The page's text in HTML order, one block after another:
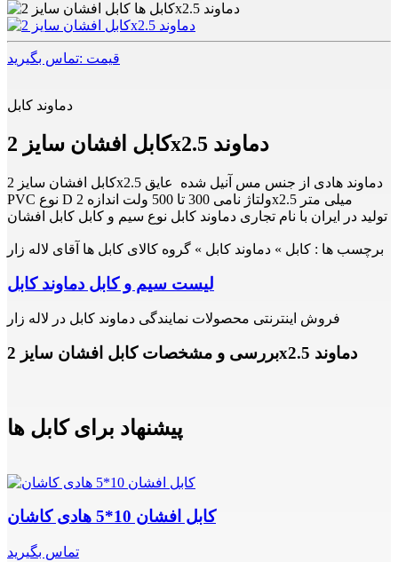
قیمت :تماس بگیرید
دماوند کابل
کابل افشان سایز 2x2.5 دماوند
کابل افشان سایز 2x2.5 دماوند هادی از جنس مس آنیل شده عایق
PVC نوع D ولتاژ نامی 300 تا 500 ولت اندازه 2x2.5 میلی متر
تولید در ایران با نام تجاری دماوند کابل نوع سیم و کابل کابل افشان
برچسب ها : کابل » دماوند کابل » گروه کالای کابل ها آقای لاله زار
لیست سیم و کابل دماوند کابل
فروش اینترنتی محصولات نمایندگی دماوند کابل در لاله زار
بررسی و مشخصات کابل افشان سایز 2x2.5 دماوند
پیشنهاد برای کابل ها
کابل افشان 10*5 هادی کاشان
تماس بگیرید